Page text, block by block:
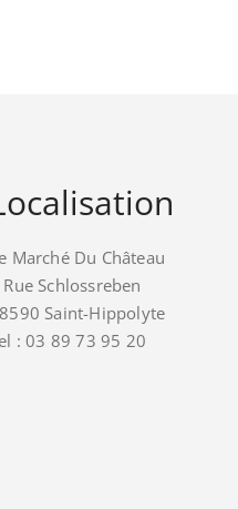
Marché Du Château
Rue Schlossreben
Saint-Hippolyte
: 03 89 73 95 20